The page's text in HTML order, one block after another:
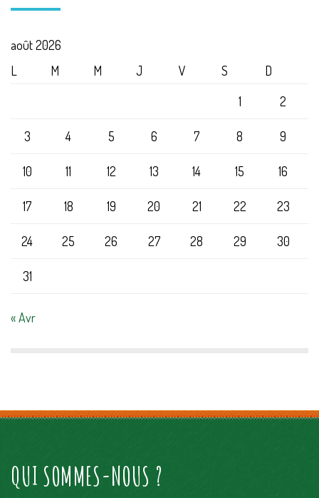
août 2026
L
M M J V S
D
1
2
3 4 5 6 7 8 9
10 11 12 13 14 15 16
17 18 19 20 21 22 23
24 25 26 27 28 29 30
31
« Avr
QUI SOMMES-NOUS ?